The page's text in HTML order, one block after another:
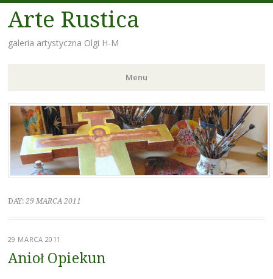
Arte Rustica
galeria artystyczna Olgi H-M
Menu
Skip
to
content
DAY: 29 MARCA 2011
29 MARCA 2011
Anioł Opiekun